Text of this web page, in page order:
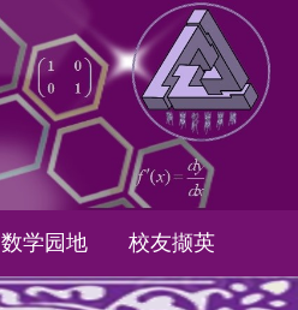
数学园地 校友撷英